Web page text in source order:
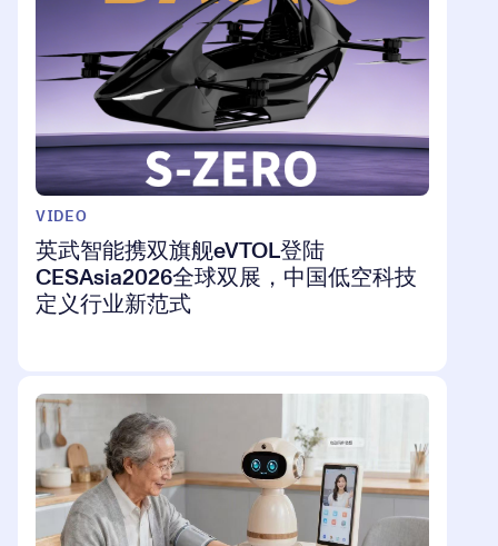
VIDEO
英武智能携双旗舰eVTOL登陆
CESAsia2026全球双展，中国低空科技
定义行业新范式